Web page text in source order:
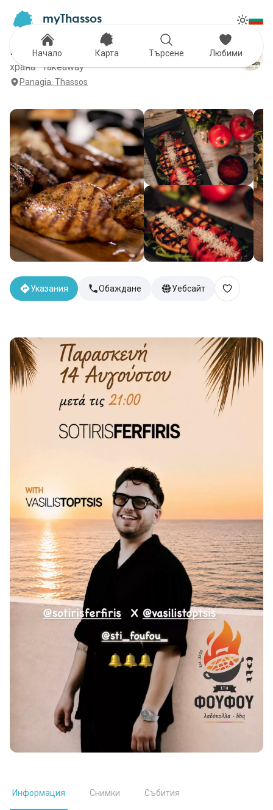
myThassos
Foufou Ladokola
храна · Takeaway
Panagia, Thassos
Указания Обаждане Уебсайт
Информация Снимки Събития
Начало Карта Търсене Любими